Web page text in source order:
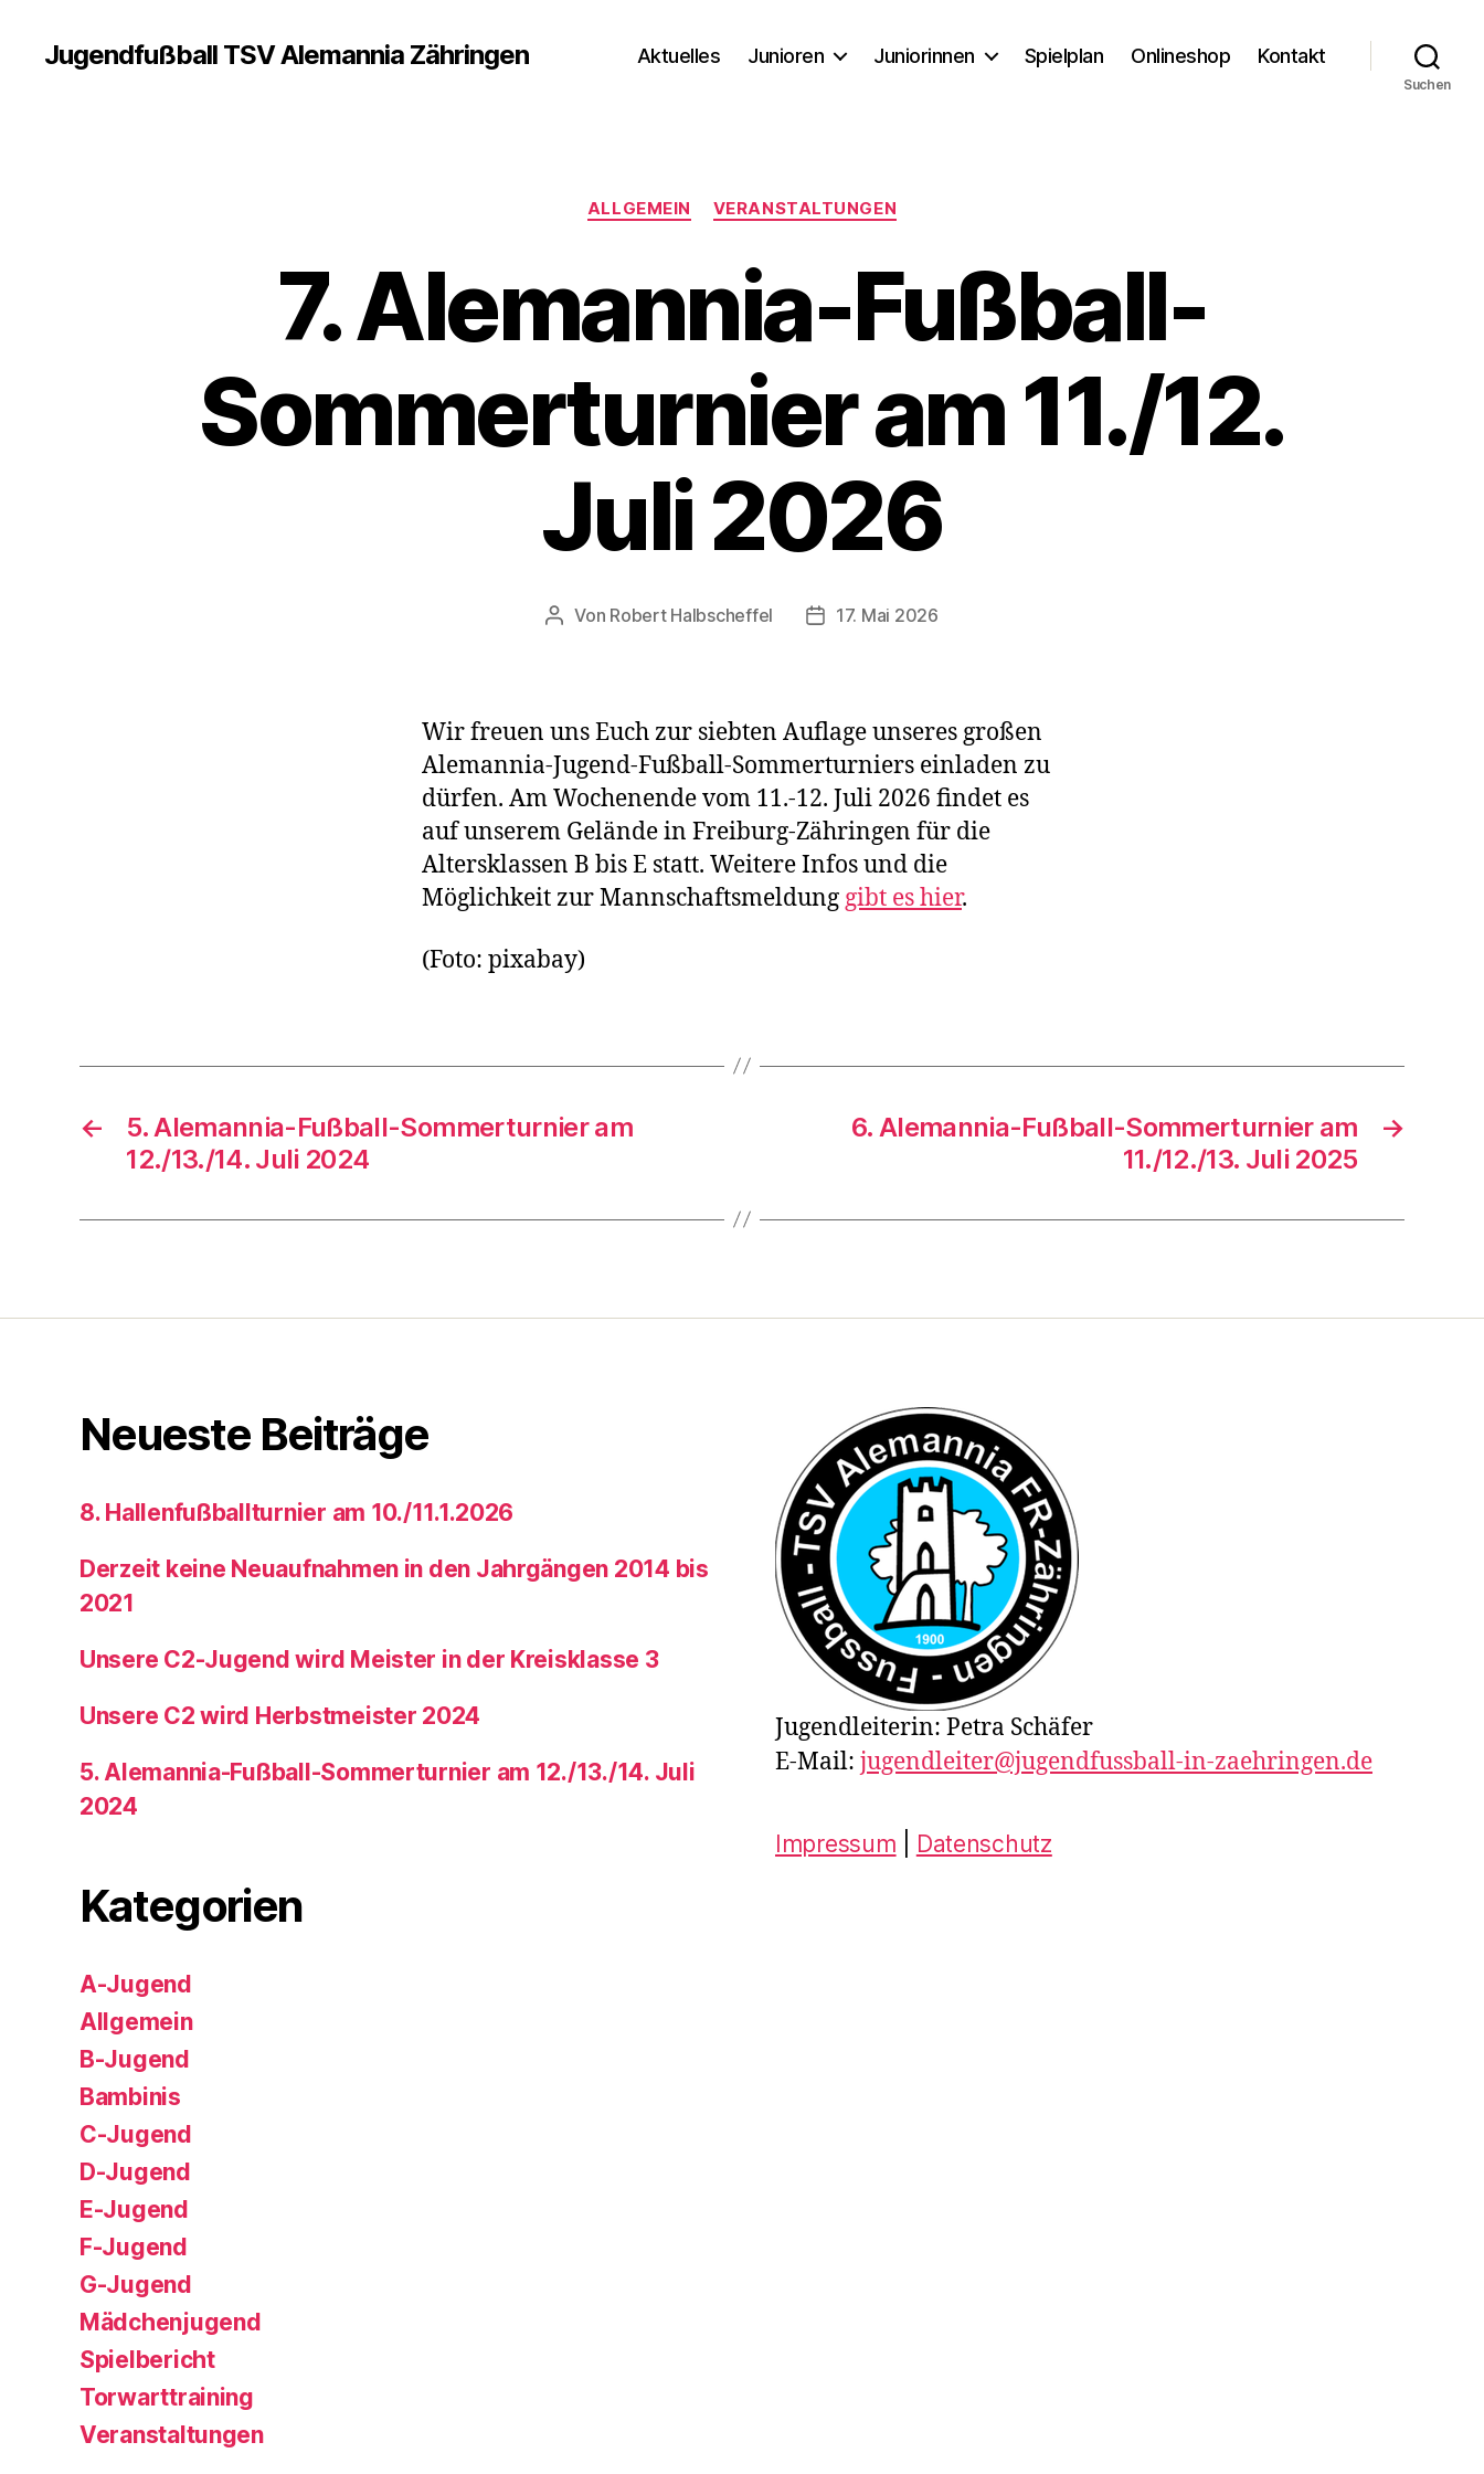
Jugendfußball TSV Alemannia Zähringen Aktuelles Junioren Juniorinnen Spielplan Onlineshop Kontakt
Suchen
Kategorien
ALLGEMEIN VERANSTALTUNGEN
7. Alemannia-Fußball-
Sommerturnier am 11./12.
Juli 2026
Beitragsautor
Von Robert Halbscheffel Veröffentlichungsdatum
17. Mai 2026
Wir freuen uns Euch zur siebten Auflage unseres großen
Alemannia-Jugend-Fußball-Sommerturniers einladen zu
dürfen. Am Wochenende vom 11.-12. Juli 2026 findet es
auf unserem Gelände in Freiburg-Zähringen für die
Altersklassen B bis E statt. Weitere Infos und die
Möglichkeit zur Mannschaftsmeldung gibt es hier.
(Foto: pixabay)
←
5. Alemannia-Fußball-Sommerturnier am
12./13./14. Juli 2024
→
6. Alemannia-Fußball-Sommerturnier am
11./12./13. Juli 2025
Neueste Beiträge
8. Hallenfußballturnier am 10./11.1.2026
Derzeit keine Neuaufnahmen in den Jahrgängen 2014 bis
2021
Unsere C2-Jugend wird Meister in der Kreisklasse 3
Unsere C2 wird Herbstmeister 2024
5. Alemannia-Fußball-Sommerturnier am 12./13./14. Juli
2024
Kategorien
A-Jugend
Allgemein
B-Jugend
Bambinis
C-Jugend
D-Jugend
E-Jugend
F-Jugend
G-Jugend
Mädchenjugend
Spielbericht
Torwarttraining
Veranstaltungen
Jugendleiterin: Petra Schäfer
E-Mail: jugendleiter@jugendfussball-in-zaehringen.de
Impressum Datenschutz